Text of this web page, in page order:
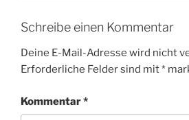
Schreibe einen Kommentar
Deine E-Mail-Adresse wird nicht
Erforderliche Felder sind mit*
Kommentar*